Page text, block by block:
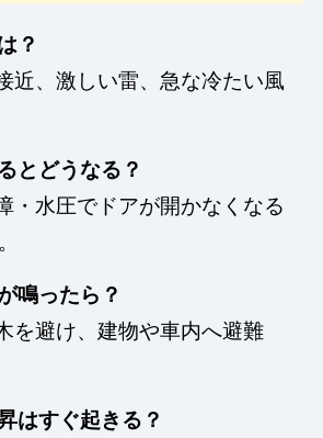
？
近、激しい雷、急な冷たい風
とどうなる？
・水圧でドアが開かなくなる
鳴ったら？
を避け、建物や車内へ避難
はすぐ起きる？